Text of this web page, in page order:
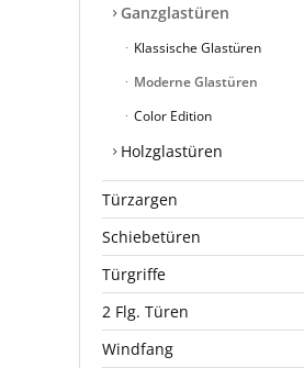
Ganzglastüren
Klassische Glastüren
Moderne Glastüren
Color Edition
Holzglastüren
Türzargen
Schiebetüren
Türgriffe
2 Flg. Türen
Windfang